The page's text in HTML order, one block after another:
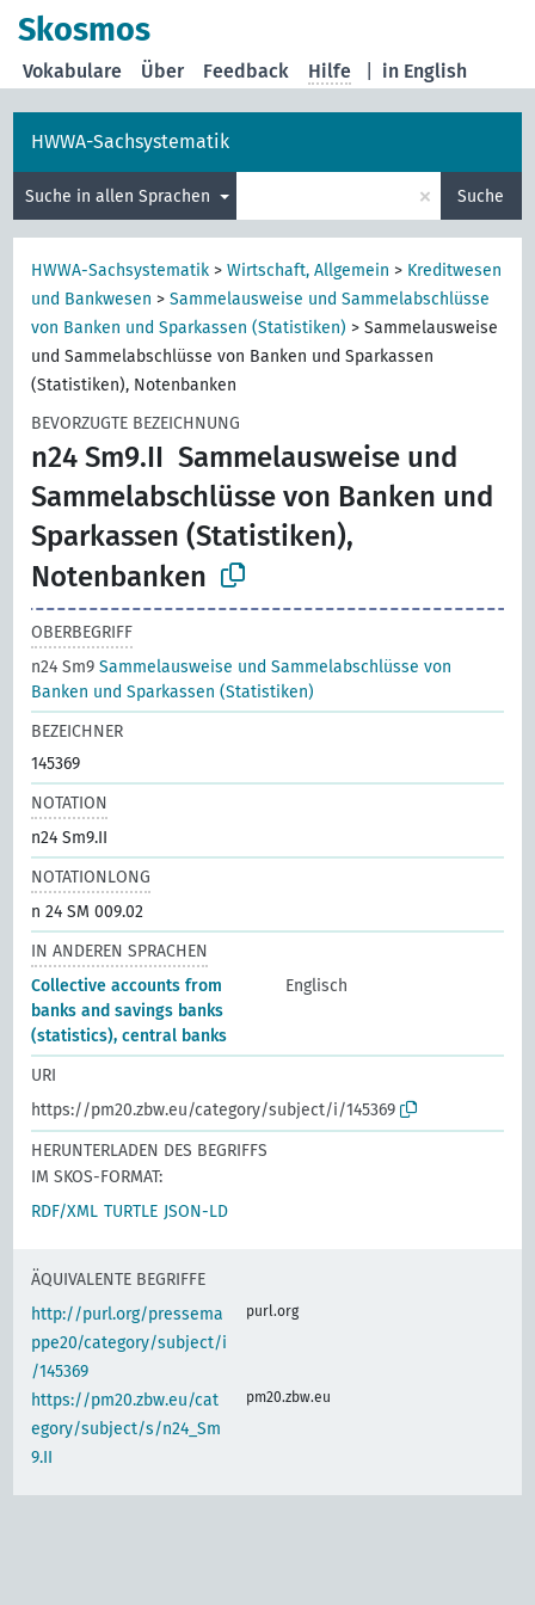
Skosmos
in English
Vokabulare Über Feedback Hilfe
HWWA-Sachsystematik
Suche in allen Sprachen × Suche
HWWA-Sachsystematik >Wirtschaft, Allgemein > Kreditwesen
und Bankwesen >Sammelausweise und Sammelabschlüsse
von Banken und Sparkassen (Statistiken) >Sammelausweise
und Sammelabschlüsse von Banken und Sparkassen
(Statistiken), Notenbanken
BEVORZUGTE BEZEICHNUNG
n24 Sm9.II Sammelausweise und
Sammelabschlüsse von Banken und
Sparkassen (Statistiken),
Notenbanken
OBERBEGRIFF
n24 Sm9Sammelausweise und Sammelabschlüsse von
Banken und Sparkassen (Statistiken)
BEZEICHNER
145369
NOTATION
n24 Sm9.II
NOTATIONLONG
n 24 SM 009.02
IN ANDEREN SPRACHEN
Collective accounts from
banks and savings banks
(statistics), central banks
Englisch
URI
https://pm20.zbw.eu/category/subject/i/145369
HERUNTERLADEN DES BEGRIFFS
IM SKOS-FORMAT:
RDF/XML TURTLE JSON-LD
ÄQUIVALENTE BEGRIFFE
http://purl.org/pressema
ppe20/category/subject/i
/145369
purl.org
https://pm20.zbw.eu/cat
egory/subject/s/n24_Sm
9.II
pm20.zbw.eu